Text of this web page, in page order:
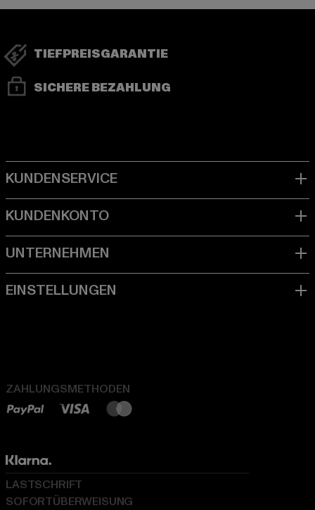
TIEFPREISGARANTIE
SICHERE BEZAHLUNG
ZAHLUNGSMETHODEN
LASTSCHRIFT
SOFORTÜBERWEISUNG